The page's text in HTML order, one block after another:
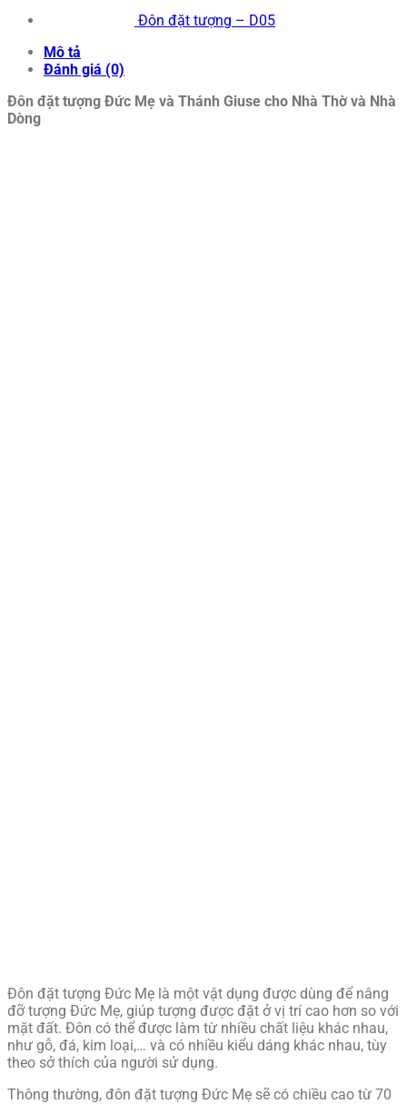
Đôn đặt tượng – D05
Mô tả
Đánh giá (0)
Đôn đặt tượng Đức Mẹ và Thánh Giuse cho Nhà Thờ và Nhà
Dòng
Đôn đặt tượng Đức Mẹ là một vật dụng được dùng để nâng
đỡ tượng Đức Mẹ, giúp tượng được đặt ở vị trí cao hơn so với
mặt đất. Đôn có thể được làm từ nhiều chất liệu khác nhau,
như gỗ, đá, kim loại,… và có nhiều kiểu dáng khác nhau, tùy
theo sở thích của người sử dụng.
Thông thường, đôn đặt tượng Đức Mẹ sẽ có chiều cao từ 70